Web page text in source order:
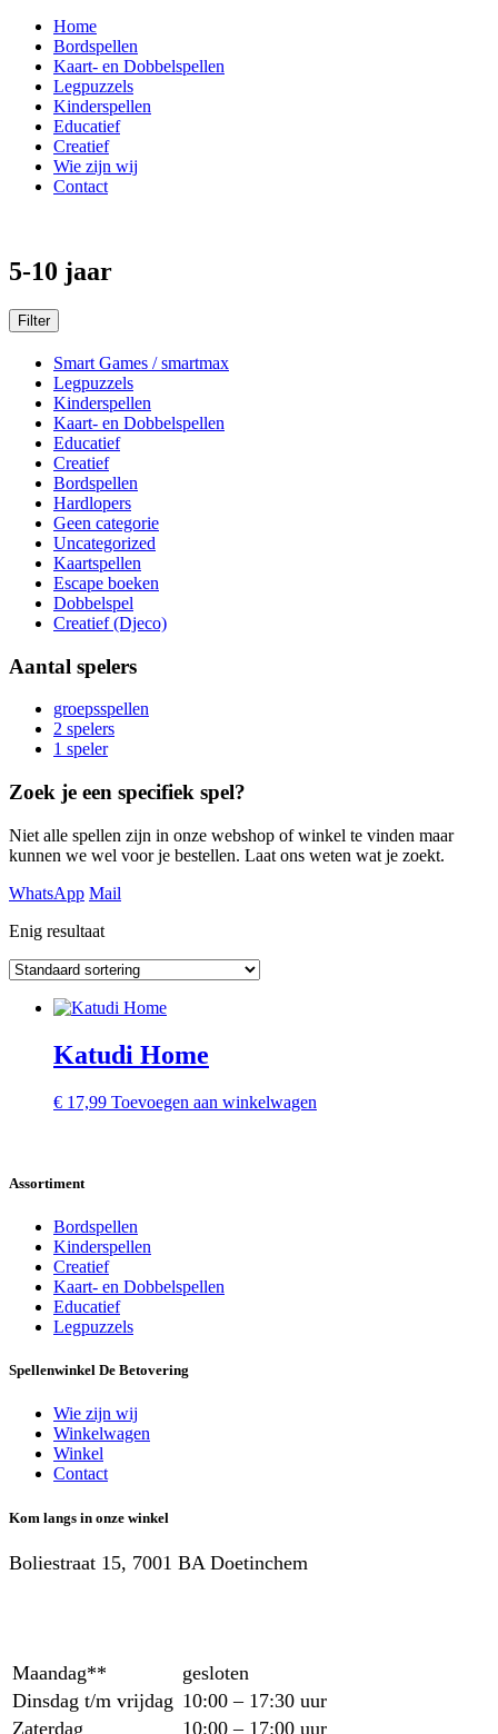
Home
Bordspellen
Kaart- en Dobbelspellen
Legpuzzels
Kinderspellen
Educatief
Creatief
Wie zijn wij
Contact
5-10 jaar
Filter
Smart Games / smartmax
Legpuzzels
Kinderspellen
Kaart- en Dobbelspellen
Educatief
Creatief
Bordspellen
Hardlopers
Geen categorie
Uncategorized
Kaartspellen
Escape boeken
Dobbelspel
Creatief (Djeco)
Aantal spelers
groepsspellen
2 spelers
1 speler
Zoek je een specifiek spel?
Niet alle spellen zijn in onze webshop of winkel te vinden maar
kunnen we wel voor je bestellen. Laat ons weten wat je zoekt.
WhatsApp Mail
Enig resultaat
Katudi Home
€ 17,99 Toevoegen aan winkelwagen
Assortiment
Bordspellen
Kinderspellen
Creatief
Kaart- en Dobbelspellen
Educatief
Legpuzzels
Spellenwinkel De Betover​ing
Wie zijn wij
Winkelwagen
Winkel
Contact
Kom langs in onze winkel
Boliestraat 15, 7001 BA Doetinchem
Maandag**
gesloten
Dinsdag t/m vrijdag 10:00 – 17:30 uur
Zaterdag
10:00 – 17:00 uur